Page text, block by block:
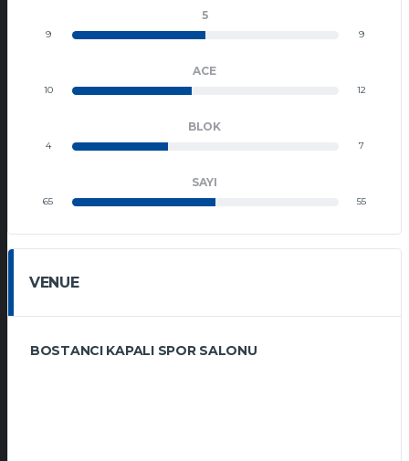
5
9 9
ACE
10 12
BLOK
4 7
SAYI
65 55
VENUE
BOSTANCI KAPALI SPOR SALONU